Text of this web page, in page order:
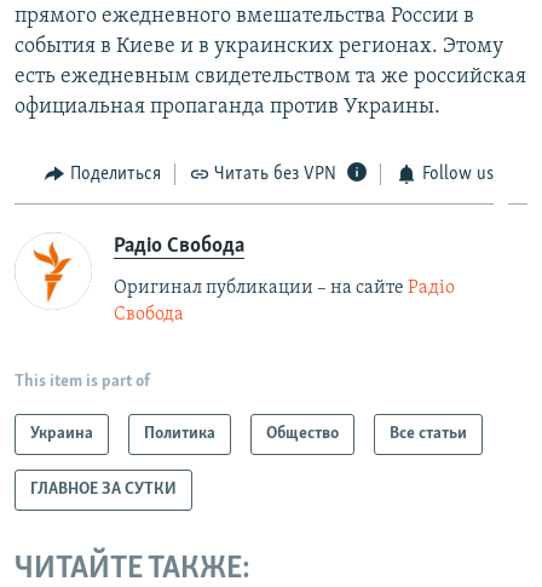
прямого ежедневного вмешательства России в
события в Киеве и в украинских регионах. Этому
есть ежедневным свидетельством та же российская
официальная пропаганда против Украины.
Поделиться Читать без VPN Follow us
Радіо Свобода
Оригинал публикации – на сайте Радіо
Свобода
This item is part of
Украина Политика Общество Все статьи
ГЛАВНОЕ ЗА СУТКИ
ЧИТАЙТЕ ТАКЖЕ: